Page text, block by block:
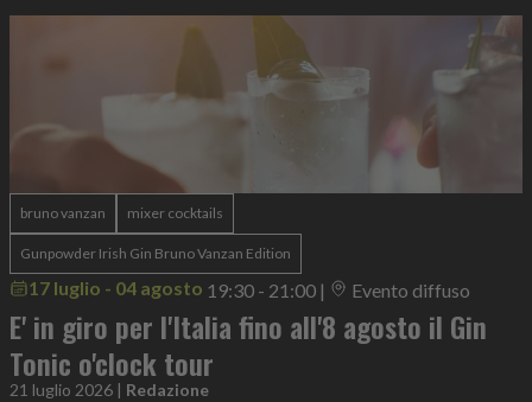
bruno vanzan mixer cocktails
Gunpowder Irish Gin Bruno Vanzan Edition
17 luglio - 04 agosto 19:30 - 21:00 | Evento diffuso
E' in giro per l'Italia fino all'8 agosto il Gin
Tonic o'clock tour
21 luglio 2026 | Redazione